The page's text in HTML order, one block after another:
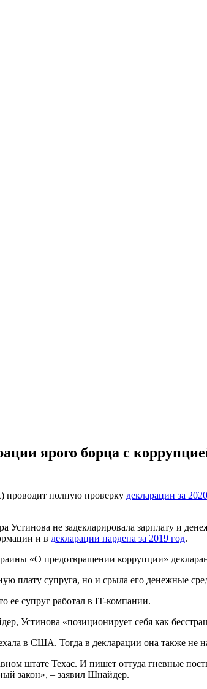
ярого борца с
проводит полную проверку декларации за
Устинова не задекларировала зарплату и
и в декларации нардепа за 2019 год.
«О предотвращении коррупции»
плату супруга, но и срыла его денежные
ее супруг работал в IT-компании.
Устинова «позиционирует себя как
в США. Тогда в декларации она также не
штате Техас. И пишет оттуда гневные
закон», – заявил Шнайдер.